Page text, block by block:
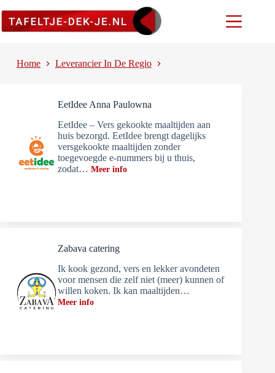
naar
Home Leverancier In De Regio
EetIdee Anna Paulowna
EetIdee – Vers gekookte maaltijden aan
huis bezorgd. EetIdee brengt dagelijks
versgekookte maaltijden zonder
toegevoegde e-nummers bij u thuis,
zodat… Meer info
Zabava catering
Ik kook gezond, vers en lekker avondeten
voor mensen die zelf niet (meer) kunnen of
willen koken. Ik kan maaltijden…
Meer info